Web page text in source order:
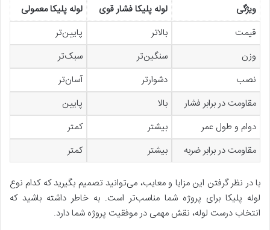
ویژگی لوله پلیکا فشار قوی
لوله پلیکا معمولی
قیمت
بالاتر
پایین‌تر
وزن
سنگین‌تر
سبک‌تر
نصب
دشوارتر
آسان‌تر
مقاومت در برابر فشار
بالا
پایین
دوام و طول عمر
بیشتر
کمتر
مقاومت در برابر ضربه
بیشتر کمتر
با در نظر گرفتن این مزایا و معایب، می‌توانید تصمیم بگیرید که کدام نوع
لوله پلیکا برای پروژه شما مناسب‌تر است. به خاطر داشته باشید که
انتخاب درست لوله، نقش مهمی در موفقیت پروژه شما دارد.